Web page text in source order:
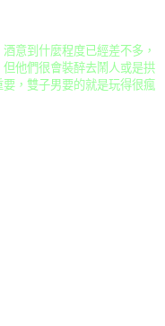
意到什麼程度已經差不多，
他們很會裝醉去鬧人或是拱
，雙子男要的就是玩得很瘋